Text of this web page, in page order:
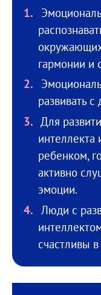
гармонии и
развивать с
Для
интеллекта
ребенком,
активно
эмоции.
Люди с
счастливы